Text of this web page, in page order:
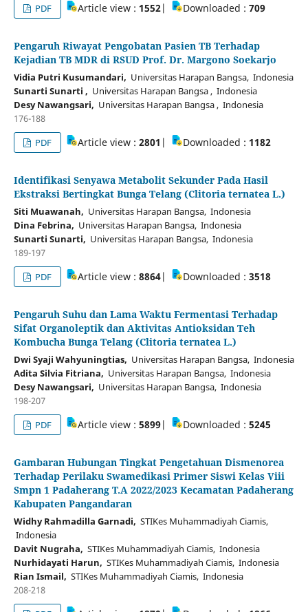
PDF
Article view :1552| Downloaded :709
Pengaruh Riwayat Pengobatan Pasien TB Terhadap
Kejadian TB MDR di RSUD Prof. Dr. Margono Soekarjo
Vidia Putri Kusumandari, Universitas Harapan Bangsa, Indonesia
Sunarti Sunarti , Universitas Harapan Bangsa , Indonesia
Desy Nawangsari, Universitas Harapan Bangsa , Indonesia
176-188
PDF
Article view :2801 | Downloaded :1182
Identifikasi Senyawa Metabolit Sekunder Pada Hasil
Ekstraksi Bertingkat Bunga Telang (Clitoria ternatea L.)
Siti Muawanah, Universitas Harapan Bangsa, Indonesia
Dina Febrina, Universitas Harapan Bangsa, Indonesia
Sunarti Sunarti, Universitas Harapan Bangsa, Indonesia
189-197
PDF
Article view :8864| Downloaded :3518
Pengaruh Suhu dan Lama Waktu Fermentasi Terhadap
Sifat Organoleptik dan Aktivitas Antioksidan Teh
Kombucha Bunga Telang (Clitoria ternatea L.)
Dwi Syaji Wahyuningtias, Universitas Harapan Bangsa, Indonesia
Adita Silvia Fitriana, Universitas Harapan Bangsa, Indonesia
Desy Nawangsari, Universitas Harapan Bangsa, Indonesia
198-207
PDF
Article view :5899| Downloaded :5245
Gambaran Hubungan Tingkat Pengetahuan Dismenorea
Terhadap Perilaku Swamedikasi Primer Siswi Kelas Viii
Smpn 1 Padaherang T.A 2022/2023 Kecamatan Padaherang
Kabupaten Pangandaran
Widhy Rahmadilla Garnadi, STIKes Muhammadiyah Ciamis,
Indonesia
Davit Nugraha, STIKes Muhammadiyah Ciamis, Indonesia
Nurhidayati Harun, STIKes Muhammadiyah Ciamis, Indonesia
Rian Ismail, STIKes Muhammadiyah Ciamis, Indonesia
208-218